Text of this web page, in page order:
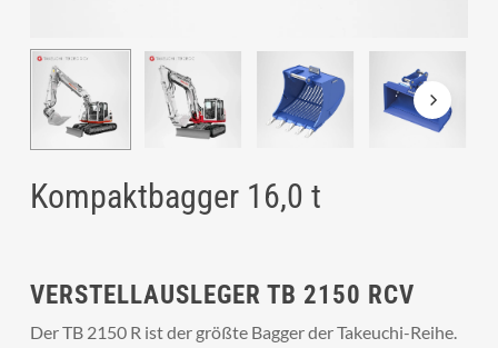
Kompaktbagger 16,0 t
VERSTELLAUSLEGER TB 2150 RCV
Der TB 2150 R ist der größte Bagger der Takeuchi-Reihe.